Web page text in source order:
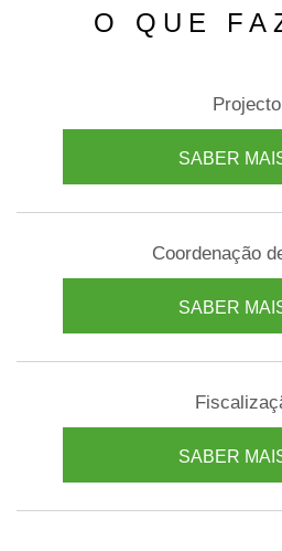
O QUE
Projecto
SABER
Coordenação
SABER
SABER